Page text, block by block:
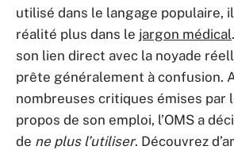
utilisé dans le langage populaire, il
réalité plus dans le jargon médical
son lien direct avec la noyade
prête généralement à confusion.
nombreuses critiques émises par
propos de son emploi, l’OMS a
de ne plus l’utiliser. Découvrez